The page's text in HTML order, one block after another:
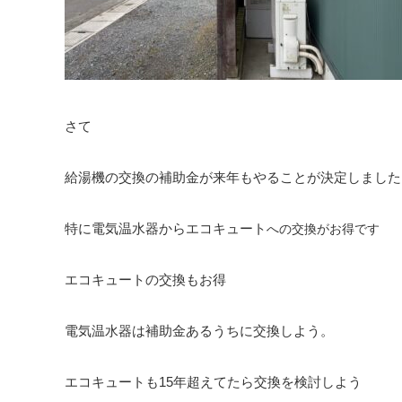
さて
給湯機の交換の補助金が来年もやることが決定しまし
特に電気温水器からエコキュートへの交換がお得です
エコキュートの交換もお得
電気温水器は補助金あるうちに交換しよう。
エコキュートも15年超えてたら交換を検討しよう